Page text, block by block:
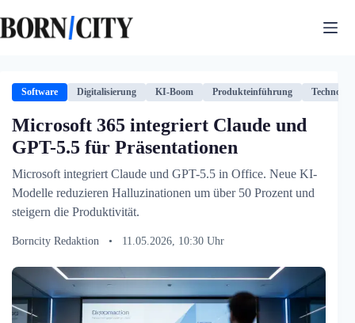
Inhalt
springen
Software Digitalisierung KI-Boom Produkteinführung
Microsoft 365 integriert Claude und
GPT-5.5 für Präsentationen
Microsoft integriert Claude und GPT-5.5 in Office. Neue KI-
Modelle reduzieren Halluzinationen um über 50 Prozent und
steigern die Produktivität.
Borncity Redaktion • 11.05.2026, 10:30 Uhr